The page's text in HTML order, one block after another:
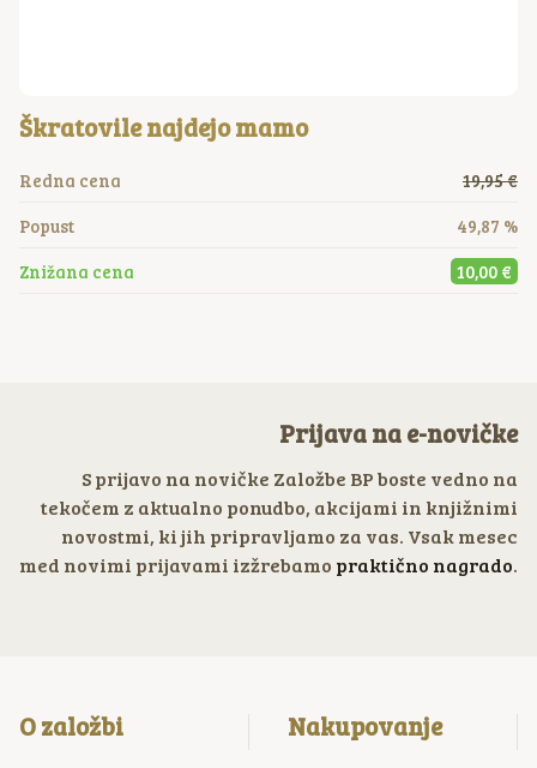
Škratovile najdejo mamo
Redna cena
19,95 €
Popust
49,87 %
Znižana cena
10,00 €
Prijava na e-novičke
S prijavo na novičke Založbe BP boste vedno na
tekočem z aktualno ponudbo, akcijami in knjižnimi
novostmi, ki jih pripravljamo za vas. Vsak mesec
med novimi prijavami izžrebamo praktično nagrado.
O založbi Nakupovanje